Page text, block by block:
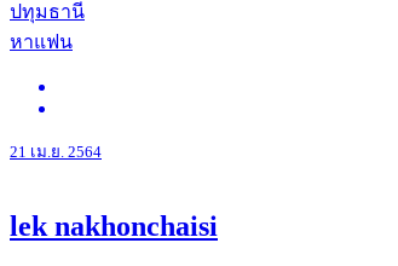
ปทุมธานี
หาแฟน
21 เม.ย. 2564
lek nakhonchaisi